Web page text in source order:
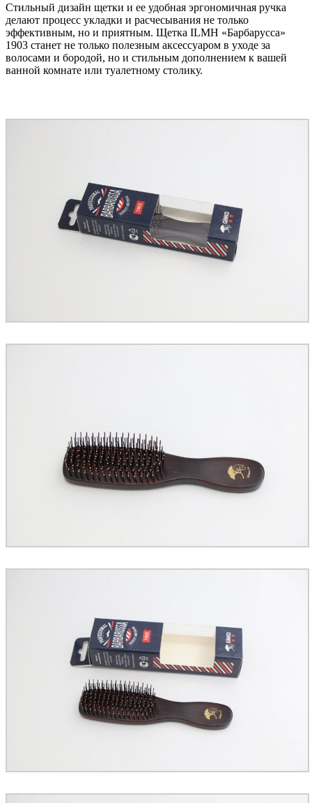
Стильный дизайн щетки и ее удобная эргономичная ручка
делают процесс укладки и расчесывания не только
эффективным, но и приятным. Щетка ILMH «Барбарусса»
1903 станет не только полезным аксессуаром в уходе за
волосами и бородой, но и стильным дополнением к вашей
ванной комнате или туалетному столику.